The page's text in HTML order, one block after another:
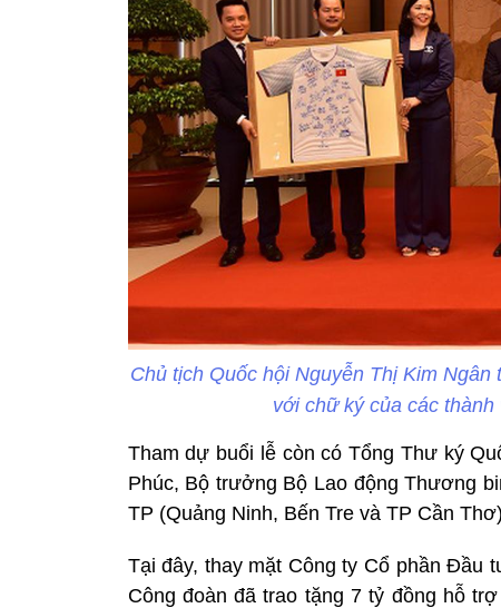
Chủ tịch Quốc hội Nguyễn Thị Kim
với chữ ký của các
Tham dự buổi lễ còn có Tổng Thư ký
Phúc, Bộ trưởng Bộ Lao động Thương
TP (Quảng Ninh, Bến Tre và TP Cần
Tại đây, thay mặt Công ty Cổ phần Đầu
Công đoàn đã trao tặng 7 tỷ đồng hỗ